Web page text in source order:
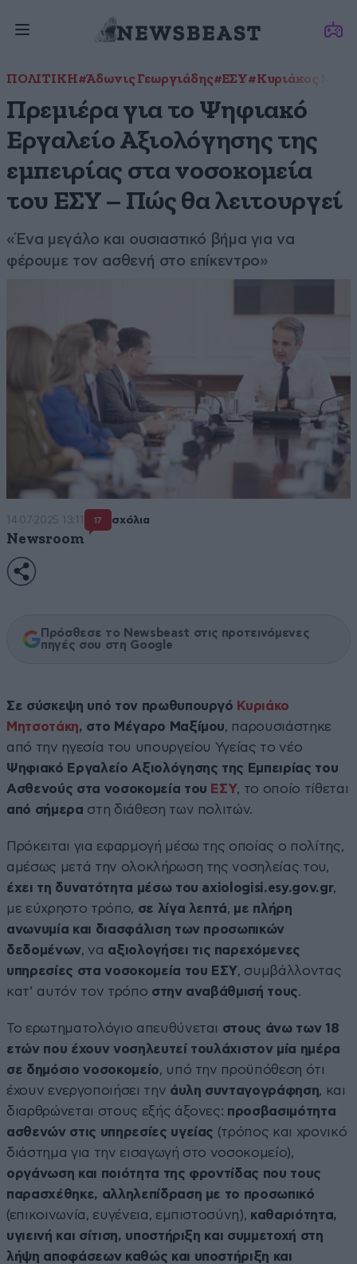
ΠΟΛΙΤΙΚΗ#Άδωνις Γεωργιάδης#ΕΣΥ#Κυριάκος
Πρεμιέρα για το Ψηφιακό
Εργαλείο Αξιολόγησης της
εμπειρίας στα νοσοκομεία
του ΕΣΥ – Πώς θα λειτουργεί
«Ένα μεγάλο και ουσιαστικό βήμα για να
φέρουμε τον ασθενή στο επίκεντρο»
14·07·2025 13:11 17 σχόλια
Newsroom
Πρόσθεσε το Newsbeast στις προτεινόμενες
πηγές σου στη Google
Σε σύσκεψη υπό τον πρωθυπουργό Κυριάκο
Μητσοτάκη, στο Μέγαρο Μαξίμου, παρουσιάστηκε
από την ηγεσία του υπουργείου Υγείας το νέο
Ψηφιακό Εργαλείο Αξιολόγησης της Εμπειρίας του
Ασθενούς στα νοσοκομεία του ΕΣΥ, το οποίο τίθεται
από σήμερα στη διάθεση των πολιτών.
Πρόκειται για εφαρμογή μέσω της οποίας ο πολίτης,
αμέσως μετά την ολοκλήρωση της νοσηλείας του,
έχει τη δυνατότητα μέσω του axiologisi.esy.gov.gr,
με εύχρηστο τρόπο, σε λίγα λεπτά, με πλήρη
ανωνυμία και διασφάλιση των προσωπικών
δεδομένων, να αξιολογήσει τις παρεχόμενες
υπηρεσίες στα νοσοκομεία του ΕΣΥ, συμβάλλοντας
κατ’ αυτόν τον τρόπο στην αναβάθμισή τους.
Το ερωτηματολόγιο απευθύνεται στους άνω των 18
ετών που έχουν νοσηλευτεί τουλάχιστον μία ημέρα
σε δημόσιο νοσοκομείο, υπό την προϋπόθεση ότι
έχουν ενεργοποιήσει την άυλη συνταγογράφηση, και
διαρθρώνεται στους εξής άξονες: προσβασιμότητα
ασθενών στις υπηρεσίες υγείας (τρόπος και χρονικό
διάστημα για την εισαγωγή στο νοσοκομείο),
οργάνωση και ποιότητα της φροντίδας που τους
παρασχέθηκε, αλληλεπίδραση με το προσωπικό
(επικοινωνία, ευγένεια, εμπιστοσύνη), καθαριότητα,
υγιεινή και σίτιση, υποστήριξη και συμμετοχή στη
λήψη αποφάσεων καθώς και υποστήριξη και